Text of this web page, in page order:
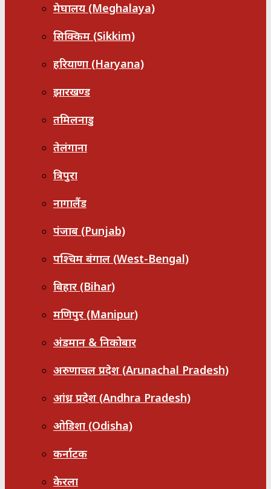
मेघालय (Meghalaya)
सिक्किम (Sikkim)
हरियाणा (Haryana)
झारखण्ड
तमिलनाडु
तेलंगाना
त्रिपुरा
नागालैंड
पंजाब (Punjab)
पश्चिम बंगाल (West-Bengal)
बिहार (Bihar)
मणिपुर (Manipur)
अंडमान & निकोबार
अरुणाचल प्रदेश (Arunachal Pradesh)
आंध्र प्रदेश (Andhra Pradesh)
ओडिशा (Odisha)
कर्नाटक
केरला